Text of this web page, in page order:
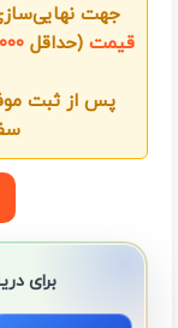
جهت
قیمت (حداقل
پس از ثبت
برای